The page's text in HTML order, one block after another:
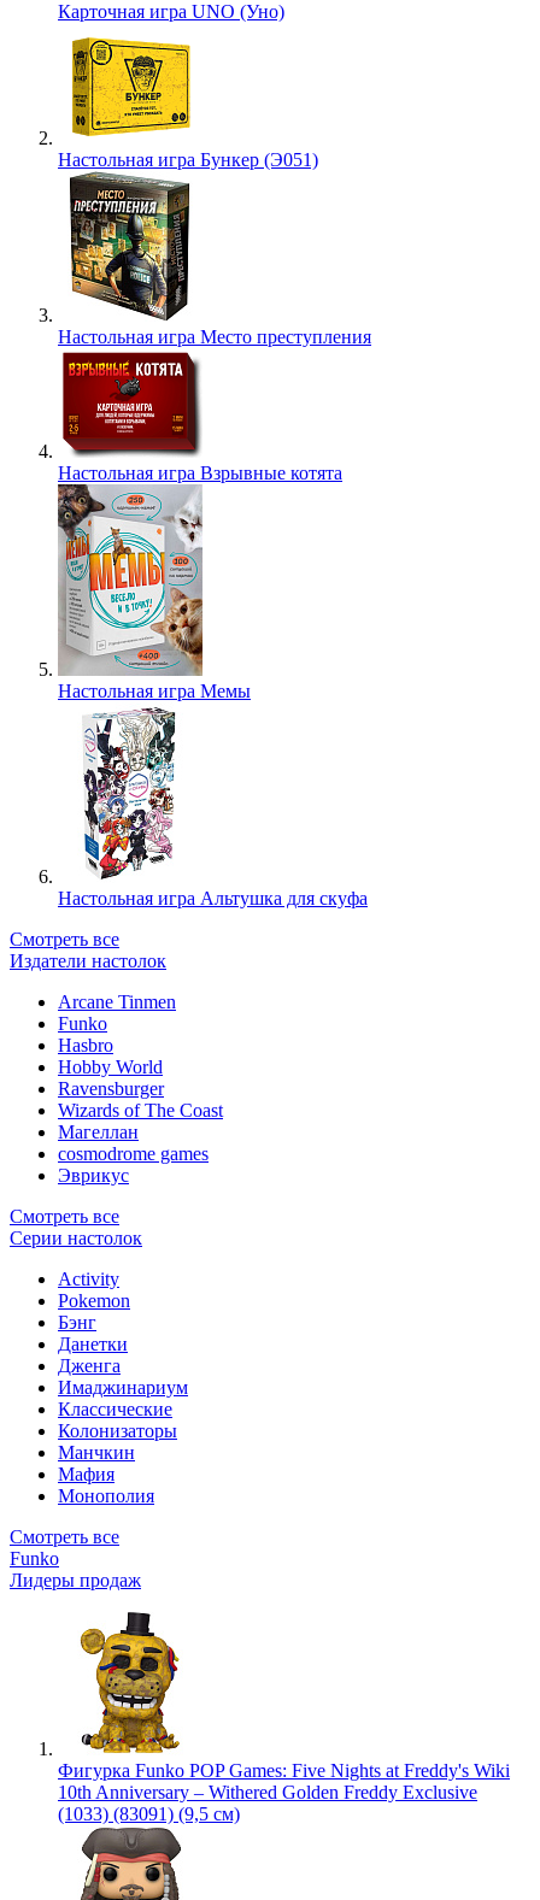
Карточная игра UNO (Уно)
Настольная игра Бункер (Э051)
Настольная игра Место преступления
Настольная игра Взрывные котята
Настольная игра Мемы
Настольная игра Альтушка для скуфа
Смотреть все
Издатели настолок
Arcane Tinmen
Funko
Hasbro
Hobby World
Ravensburger
Wizards of The Coast
Магеллан
сosmodrome games
Эврикус
Смотреть все
Серии настолок
Activity
Pokemon
Бэнг
Данетки
Дженга
Имаджинариум
Классические
Колонизаторы
Манчкин
Мафия
Монополия
Смотреть все
Funko
Лидеры продаж
Фигурка Funko POP Games: Five Nights at Freddy's Wiki
10th Anniversary – Withered Golden Freddy Exclusive
(1033) (83091) (9,5 см)